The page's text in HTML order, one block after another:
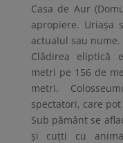
Casa de Aur
apropiere. Uriașa
actualul sau nume.
Clădirea eliptică
metri pe 156 de
metri.
spectatori, care
Sub pământ se
și cuțti cu